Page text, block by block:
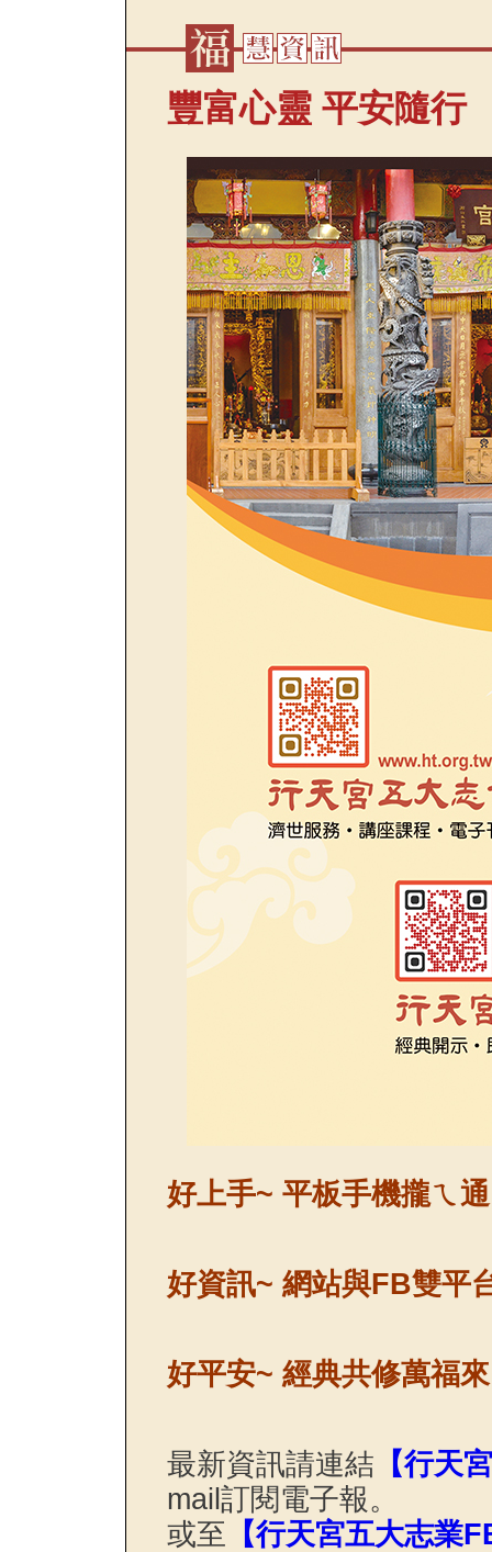
豐富心靈 平安隨行
好上手~ 平板手機攏ㄟ
好資訊~ 網站與FB雙平
好平安~ 經典共修萬福
最新資訊請連結 【行天
mail訂閱電子報。
或至 【行天宮五大志業